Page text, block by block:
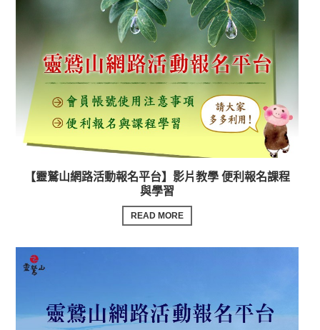
【靈鷲山網路活動報名平台】影片教學 便利報名課程
與學習
READ MORE